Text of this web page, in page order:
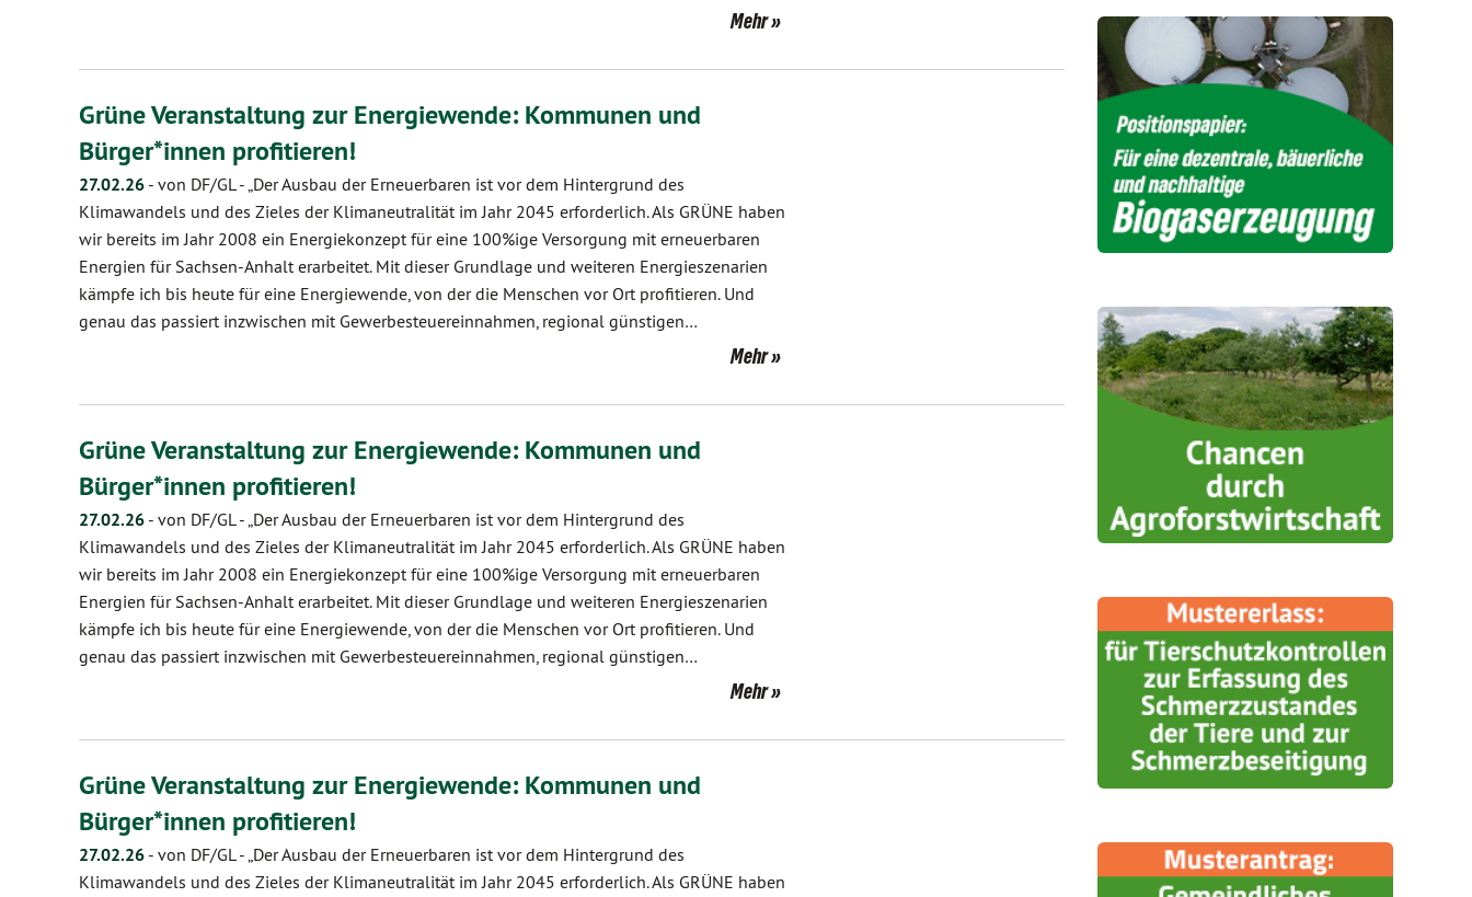
Mehr
Grüne Veranstaltung zur Energiewende: Kommunen und
Bürger*innen profitieren!
27.02.26 - von DF/GL-„Der Ausbau der Erneuerbaren ist vor dem Hintergrund des
Klimawandels und des Zieles der Klimaneutralität im Jahr 2045 erforderlich. Als GRÜNE haben
wir bereits im Jahr 2008 ein Energiekonzept für eine 100%ige Versorgung mit erneuerbaren
Energien für Sachsen-Anhalt erarbeitet. Mit dieser Grundlage und weiteren Energieszenarien
kämpfe ich bis heute für eine Energiewende, von der die Menschen vor Ort profitieren. Und
genau das passiert inzwischen mit Gewerbesteuereinnahmen, regional günstigen…
Mehr
Grüne Veranstaltung zur Energiewende: Kommunen und
Bürger*innen profitieren!
27.02.26 - von DF/GL-„Der Ausbau der Erneuerbaren ist vor dem Hintergrund des
Klimawandels und des Zieles der Klimaneutralität im Jahr 2045 erforderlich. Als GRÜNE haben
wir bereits im Jahr 2008 ein Energiekonzept für eine 100%ige Versorgung mit erneuerbaren
Energien für Sachsen-Anhalt erarbeitet. Mit dieser Grundlage und weiteren Energieszenarien
kämpfe ich bis heute für eine Energiewende, von der die Menschen vor Ort profitieren. Und
genau das passiert inzwischen mit Gewerbesteuereinnahmen, regional günstigen…
Mehr
Grüne Veranstaltung zur Energiewende: Kommunen und
Bürger*innen profitieren!
27.02.26 - von DF/GL-„Der Ausbau der Erneuerbaren ist vor dem Hintergrund des
Klimawandels und des Zieles der Klimaneutralität im Jahr 2045 erforderlich. Als GRÜNE haben